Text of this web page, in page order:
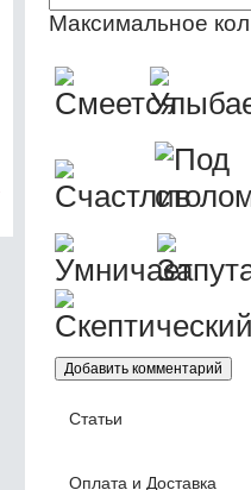
Максимальное
Статьи
Оплата и Доставка